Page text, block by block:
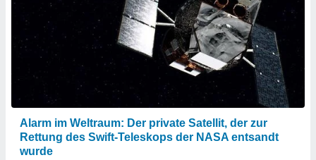
Alarm im Weltraum: Der private Satellit, der zur
Rettung des Swift-Teleskops der NASA entsandt
wurde